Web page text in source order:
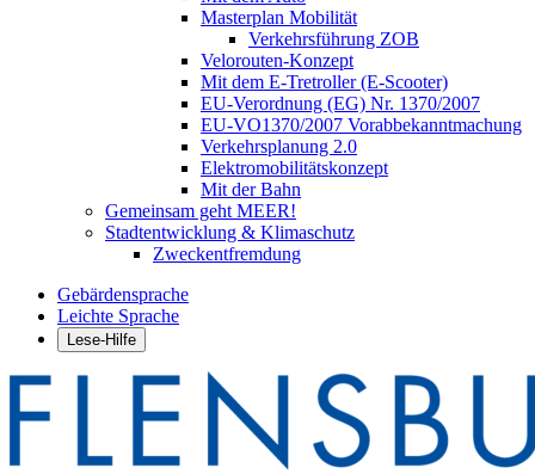
Masterplan Mobilität
Verkehrsführung ZOB
Velorouten-Konzept
Mit dem E-Tretroller (E-Scooter)
EU-Verordnung (EG) Nr. 1370/2007
EU-VO1370/2007 Vorabbekanntmachung
Verkehrsplanung 2.0
Elektromobilitätskonzept
Mit der Bahn
Gemeinsam geht MEER!
Stadtentwicklung & Klimaschutz
Zweckentfremdung
Gebärdensprache
Leichte Sprache
Lese-Hilfe